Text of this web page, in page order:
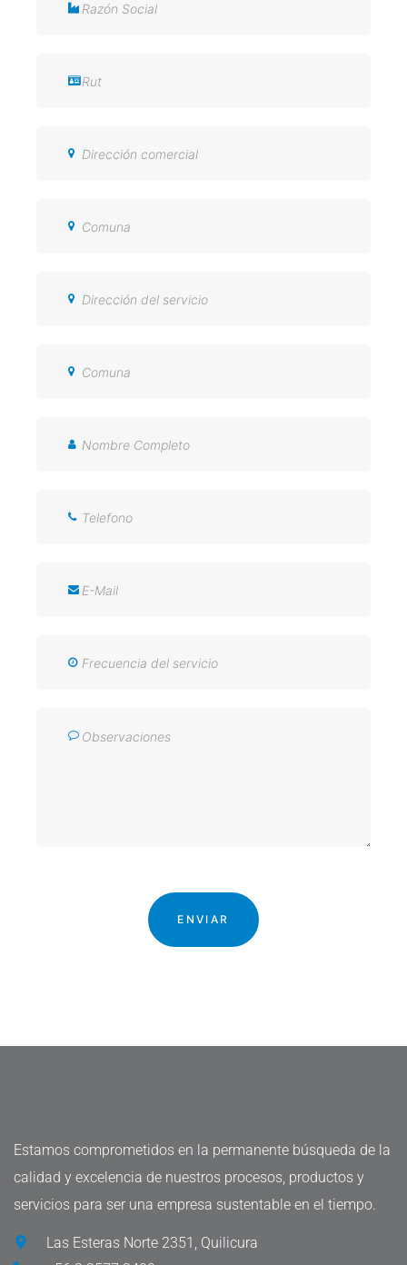
Estamos comprometidos en la permanente búsqueda de la
calidad y excelencia de nuestros procesos, productos y
servicios para ser una empresa sustentable en el tiempo.
Las Esteras Norte 2351, Quilicura